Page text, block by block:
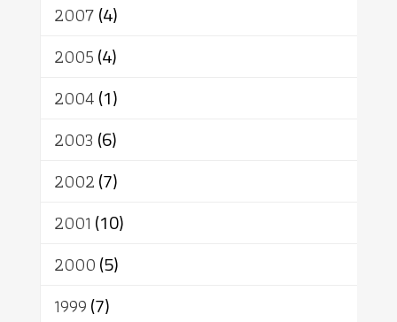
2007(4)
2005(4)
2004(1)
2003 (6)
2002(7)
2001 (10)
2000(5)
1999(7)